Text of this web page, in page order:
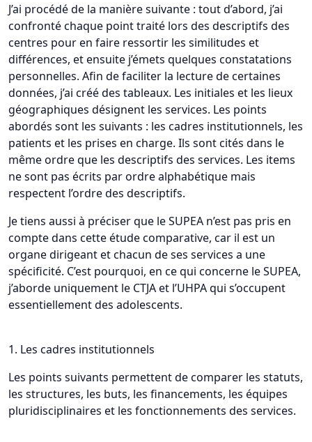
J’ai procédé de la manière suivante : tout d’abord, j’ai
confronté chaque point traité lors des descriptifs des
centres pour en faire ressortir les similitudes et
différences, et ensuite j’émets quelques constatations
personnelles. Afin de faciliter la lecture de certaines
données, j’ai créé des tableaux. Les initiales et les lieux
géographiques désignent les services. Les points
abordés sont les suivants : les cadres institutionnels, les
patients et les prises en charge. Ils sont cités dans le
même ordre que les descriptifs des services. Les items
ne sont pas écrits par ordre alphabétique mais
respectent l’ordre des descriptifs.
Je tiens aussi à préciser que le SUPEA n’est pas pris en
compte dans cette étude comparative, car il est un
organe dirigeant et chacun de ses services a une
spécificité. C’est pourquoi, en ce qui concerne le SUPEA,
j’aborde uniquement le CTJA et l’UHPA qui s’occupent
essentiellement des adolescents.
1. Les cadres institutionnels
Les points suivants permettent de comparer les statuts,
les structures, les buts, les financements, les équipes
pluridisciplinaires et les fonctionnements des services.